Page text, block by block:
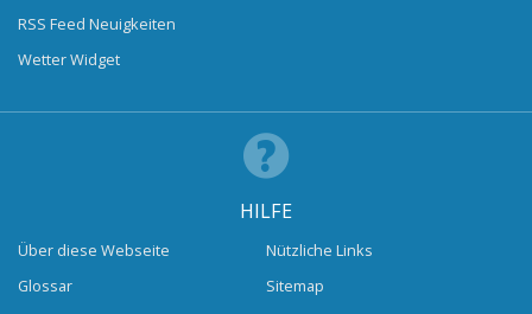
RSS Feed Neuigkeiten
Wetter Widget
HILFE
Über diese Webseite
Glossar
Nützliche Links
Sitemap